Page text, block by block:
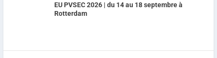
EU PVSEC 2026 | du 14 au 18 septembre à
Rotterdam